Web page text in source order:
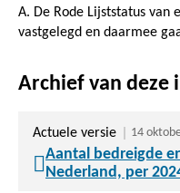
A. De Rode Lijststatus van
vastgelegd en daarmee
Archief van deze
Actuele versie 14
Aantal bedreigde
Nederland, per